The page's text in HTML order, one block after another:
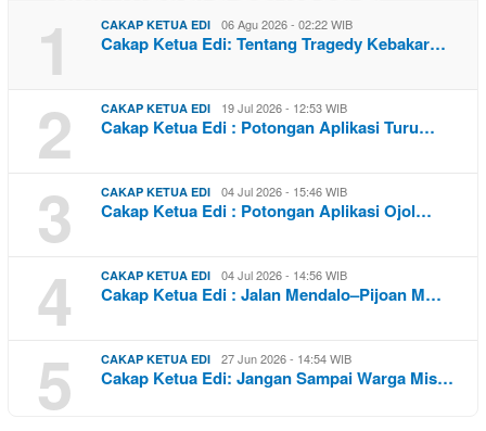
1 CAKAP KETUA EDI 06 Agu 2026 - 02:22 WIB
Cakap Ketua Edi: Tentang Tragedy Kebakar…
2 CAKAP KETUA EDI 19 Jul 2026 - 12:53 WIB
Cakap Ketua Edi : Potongan Aplikasi Turu…
3 CAKAP KETUA EDI 04 Jul 2026 - 15:46 WIB
Cakap Ketua Edi : Potongan Aplikasi Ojol…
4 CAKAP KETUA EDI 04 Jul 2026 - 14:56 WIB
Cakap Ketua Edi : Jalan Mendalo–Pijoan M…
5 CAKAP KETUA EDI 27 Jun 2026 - 14:54 WIB
Cakap Ketua Edi: Jangan Sampai Warga Mis…